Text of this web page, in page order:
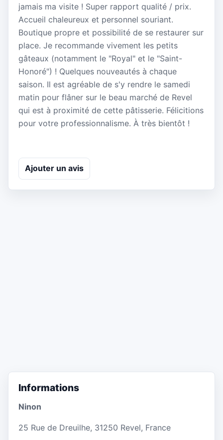
jamais ma visite ! Super rapport qualité / prix.
Accueil chaleureux et personnel souriant.
Boutique propre et possibilité de se restaurer sur
place. Je recommande vivement les petits
gâteaux (notamment le "Royal" et le "Saint-
Honoré") ! Quelques nouveautés à chaque
saison. Il est agréable de s'y rendre le samedi
matin pour flâner sur le beau marché de Revel
qui est à proximité de cette pâtisserie. Félicitions
pour votre professionnalisme. À très bientôt !
Ajouter un avis
Informations
Ninon
25 Rue de Dreuilhe, 31250 Revel, France